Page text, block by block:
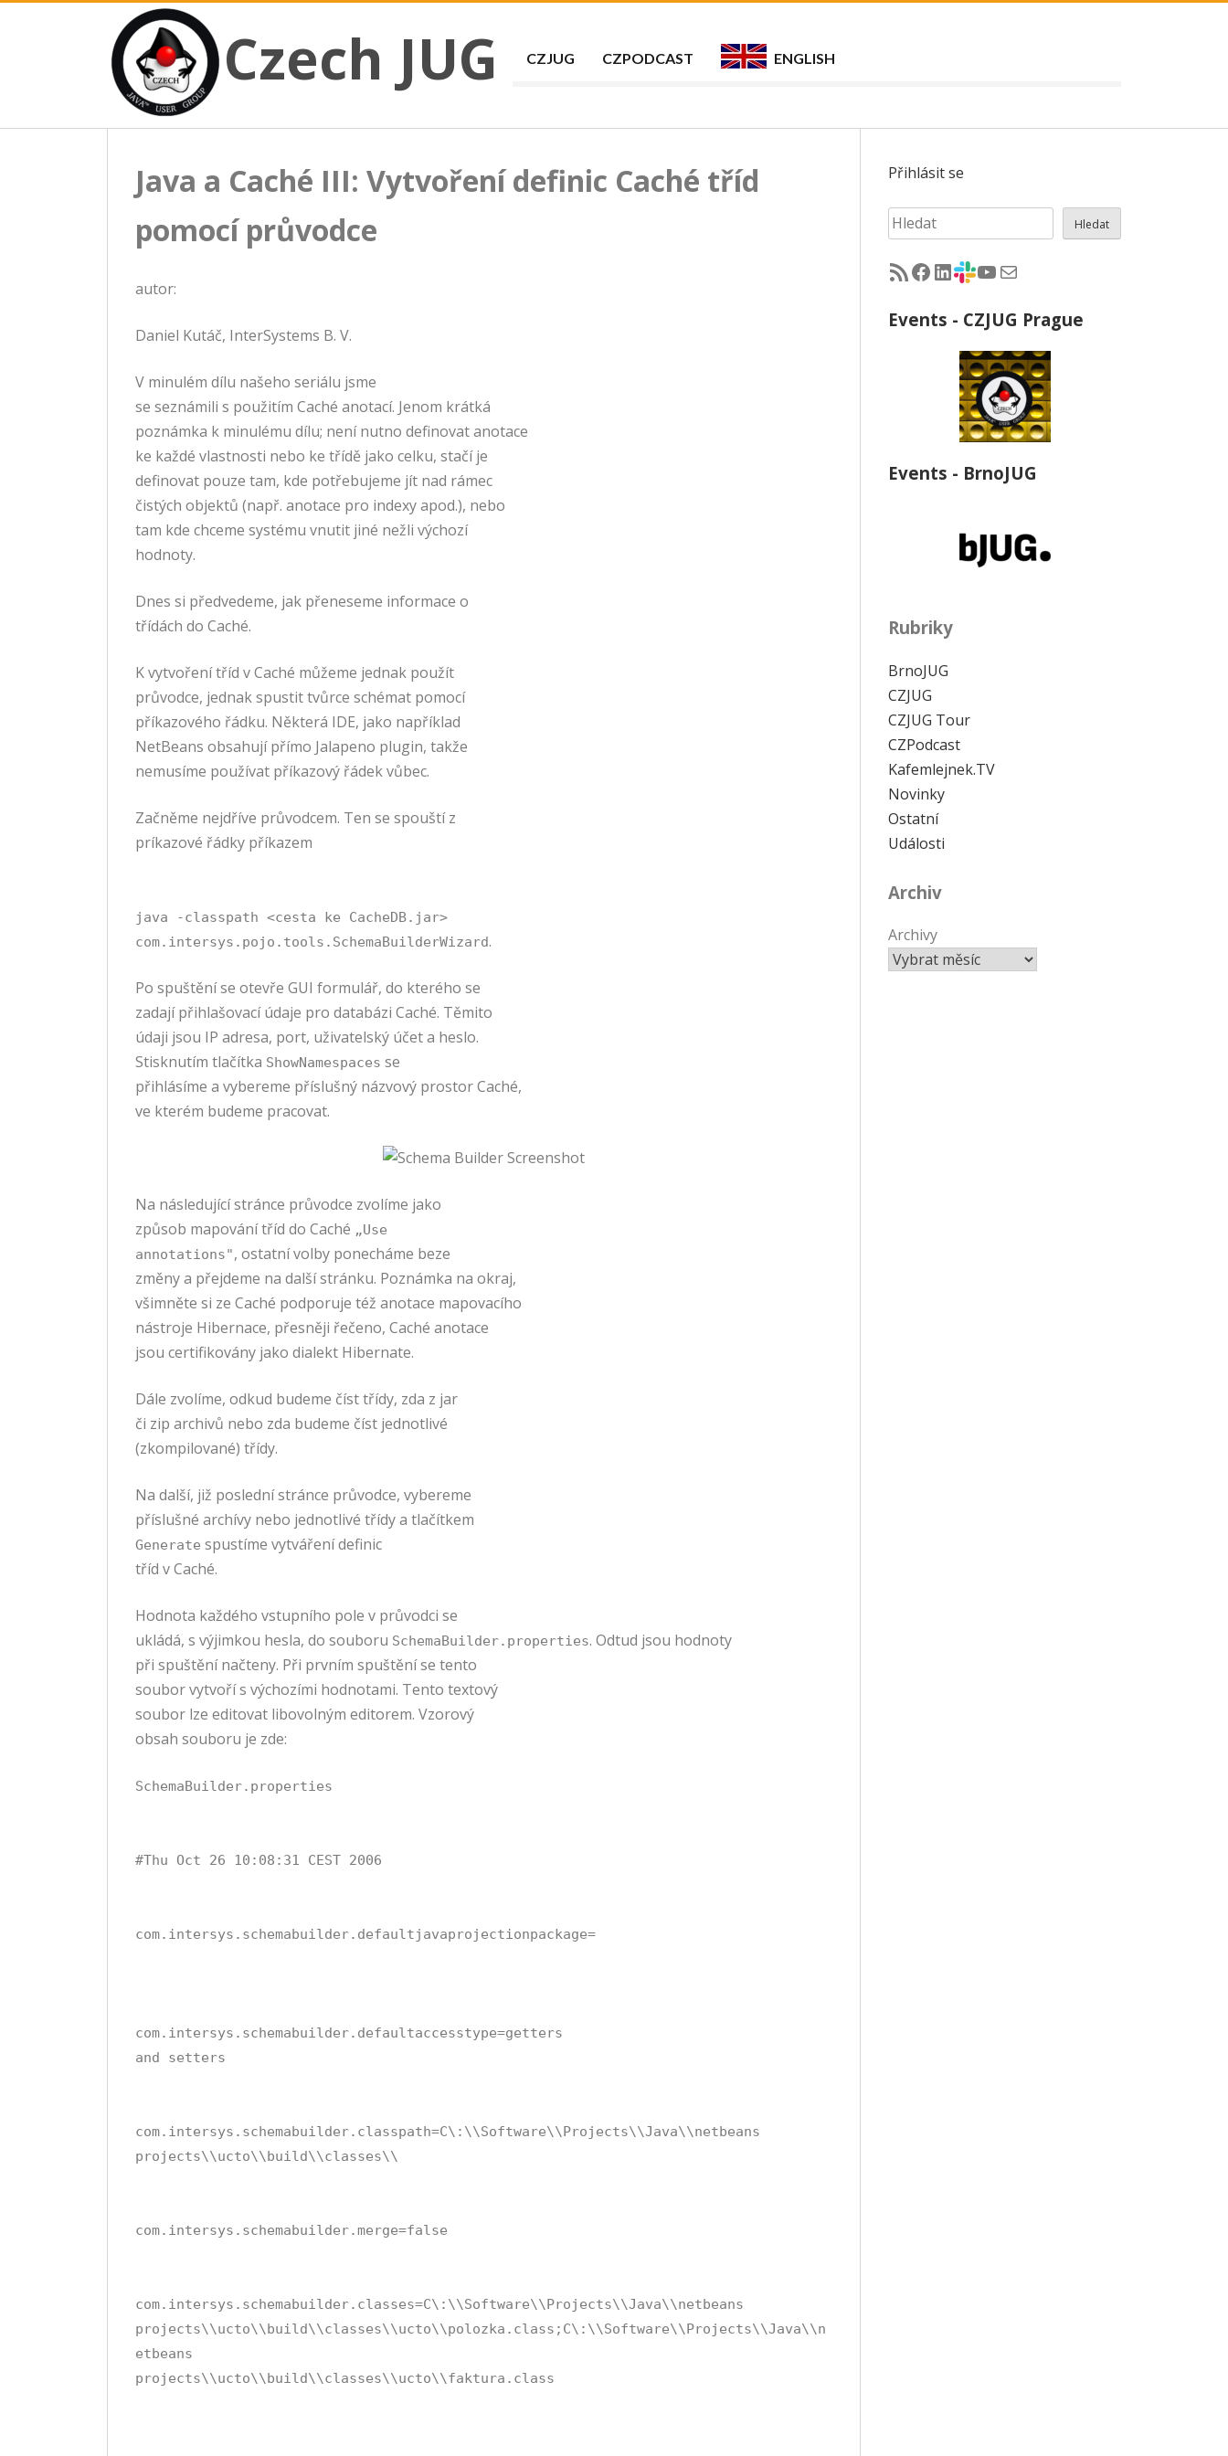
Czech JUG
CZECH JAVA USER GROUP
Czech JUG CZJUG CZPODCAST ENGLISH
Java a Caché III: Vytvoření definic Caché tříd
pomocí průvodce
autor:
Daniel Kutáč, InterSystems B. V.
V minulém dílu našeho seriálu jsme
se seznámili s použitím Caché anotací. Jenom krátká
poznámka k minulému dílu; není nutno definovat anotace
ke každé vlastnosti nebo ke třídě jako celku, stačí je
definovat pouze tam, kde potřebujeme jít nad rámec
čistých objektů (např. anotace pro indexy apod.), nebo
tam kde chceme systému vnutit jiné nežli výchozí
hodnoty.
Dnes si předvedeme, jak přeneseme informace o
třídách do Caché.
K vytvoření tříd v Caché můžeme jednak použít
průvodce, jednak spustit tvůrce schémat pomocí
příkazového řádku. Některá IDE, jako například
NetBeans obsahují přímo Jalapeno plugin, takže
nemusíme používat příkazový řádek vůbec.
Začněme nejdříve průvodcem. Ten se spouští z
príkazové řádky příkazem
java -classpath <cesta ke CacheDB.jar>
com.intersys.pojo.tools.SchemaBuilderWizard.
Po spuštění se otevře GUI formulář, do kterého se
zadají přihlašovací údaje pro databázi Caché. Těmito
údaji jsou IP adresa, port, uživatelský účet a heslo.
Stisknutím tlačítka ShowNamespaces se
přihlásíme a vybereme příslušný názvový prostor Caché,
ve kterém budeme pracovat.
Na následující stránce průvodce zvolíme jako
způsob mapování tříd do Caché „Use
annotations", ostatní volby ponecháme beze
změny a přejdeme na další stránku. Poznámka na okraj,
všimněte si ze Caché podporuje též anotace mapovacího
nástroje Hibernace, přesněji řečeno, Caché anotace
jsou certifikovány jako dialekt Hibernate.
Dále zvolíme, odkud budeme číst třídy, zda z jar
či zip archivů nebo zda budeme číst jednotlivé
(zkompilované) třídy.
Na další, již poslední stránce průvodce, vybereme
příslušné archívy nebo jednotlivé třídy a tlačítkem
Generate spustíme vytváření definic
tříd v Caché.
Hodnota každého vstupního pole v průvodci se
ukládá, s výjimkou hesla, do souboru SchemaBuilder.properties. Odtud jsou hodnoty
při spuštění načteny. Při prvním spuštění se tento
soubor vytvoří s výchozími hodnotami. Tento textový
soubor lze editovat libovolným editorem. Vzorový
obsah souboru je zde:
SchemaBuilder.properties
#Thu Oct 26 10:08:31 CEST 2006
com.intersys.schemabuilder.defaultjavaprojectionpackage=
com.intersys.schemabuilder.defaultaccesstype=getters
and setters
com.intersys.schemabuilder.classpath=C\:\\Software\\Projects\\Java\\netbeans
projects\\ucto\\build\\classes\\
com.intersys.schemabuilder.merge=false
com.intersys.schemabuilder.classes=C\:\\Software\\Projects\\Java\\netbeans
projects\\ucto\\build\\classes\\ucto\\polozka.class;C\:\\Software\\Projects\\Java\\n
etbeans
projects\\ucto\\build\\classes\\ucto\\faktura.class
Přihlásit se
Hledat Hledat
RSS - články na jug.cz
Facebook skupina Czech Java User Group
LinkedIn skupina Czech Java User Group
CZJUG Slack fórum
CZJUG YouTube kanálCZJUG email
Events - CZJUG Prague
Events - BrnoJUG
Rubriky
BrnoJUG
CZJUG
CZJUG Tour
CZPodcast
Kafemlejnek.TV
Novinky
Ostatní
Události
Archiv
Archivy